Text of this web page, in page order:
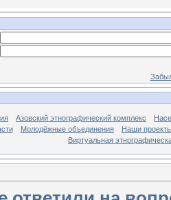
Азовский этнографический комплекс
Молодёжные объединения
Наши
Виртуальная